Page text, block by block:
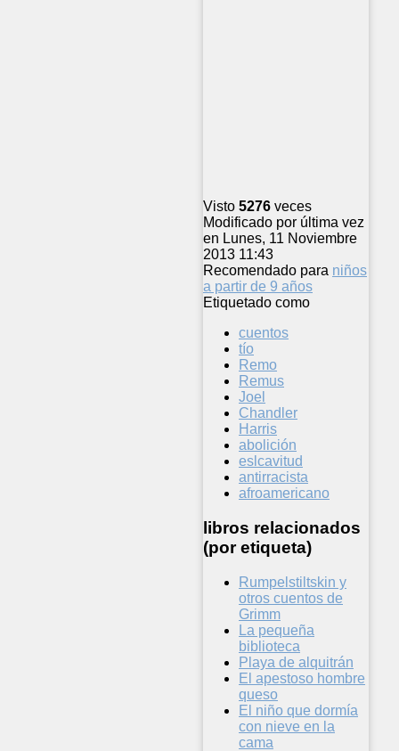
Visto 5276 veces
Modificado por última vez
en Lunes, 11 Noviembre
2013 11:43
Recomendado para niños
a partir de 9 años
Etiquetado como
cuentos
tío
Remo
Remus
Joel
Chandler
Harris
abolición
eslcavitud
antirracista
afroamericano
libros relacionados
(por etiqueta)
Rumpelstiltskin y
otros cuentos de
Grimm
La pequeña
biblioteca
Playa de alquitrán
El apestoso hombre
queso
El niño que dormía
con nieve en la
cama